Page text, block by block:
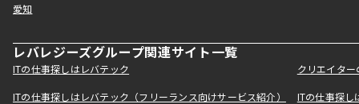
愛知
レバレジーズグループ関連サイト一覧
ITの仕事探しはレバテック クリエイタ
ITの仕事探しはレバテック（フリーランス向けサービス紹介） ITの仕事探